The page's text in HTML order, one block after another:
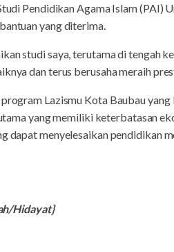
Pendidikan Agama Islam (PAI)
yang diterima.
studi saya, terutama di tengah
dan terus berusaha meraih
Lazismu Kota Baubau
yang memiliki keterbatasan
dapat menyelesaikan
Hidayat}